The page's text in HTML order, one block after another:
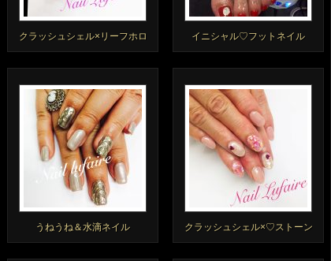
クラッシュシェル×リーフホロ イニシャル♡フットネイル
うねうね＆水滴ネイル クラッシュシェル×♡ストーン